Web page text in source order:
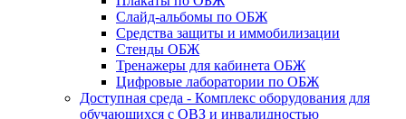
Слайд-альбомы по ОБЖ
Средства защиты и иммобилизации
Стенды ОБЖ
Тренажеры для кабинета ОБЖ
Цифровые лаборатории по ОБЖ
Доступная среда - Комплекс оборудования для
обучающихся с ОВЗ и инвалидностью